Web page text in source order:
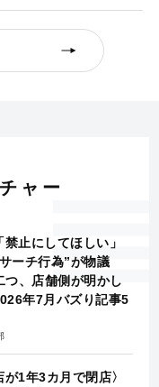
ャー
禁止にしてほしい」
ーチ行為”が物議
つ、店舗側が明かし
年7月バズり記事5
が1年3カ月で閉店〉